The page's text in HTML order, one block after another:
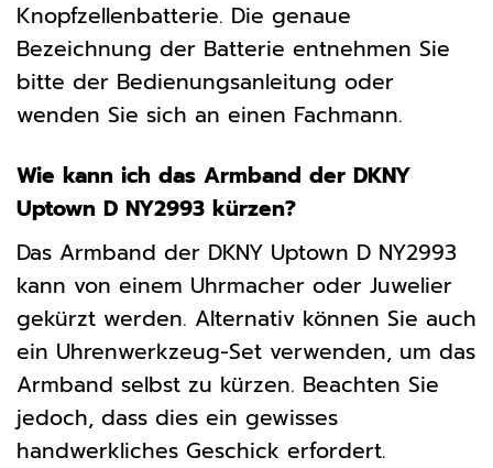
Knopfzellenbatterie. Die genaue
Bezeichnung der Batterie entnehmen Sie
bitte der Bedienungsanleitung oder
wenden Sie sich an einen Fachmann.
Wie kann ich das Armband der DKNY
Uptown D NY2993 kürzen?
Das Armband der DKNY Uptown D NY2993
kann von einem Uhrmacher oder Juwelier
gekürzt werden. Alternativ können Sie auch
ein Uhrenwerkzeug-Set verwenden, um das
Armband selbst zu kürzen. Beachten Sie
jedoch, dass dies ein gewisses
handwerkliches Geschick erfordert.